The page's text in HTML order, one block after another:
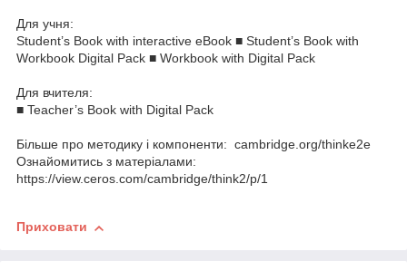
Для учня:
Student’s Book with interactive eBook ■ Student’s Book with
Workbook Digital Pack ■ Workbook with Digital Pack
Для вчителя:
■ Teacher’s Book with Digital Pack
Більше про методику і компоненти: cambridge.org/thinke2e
Ознайомитись з матеріалами:
https://view.ceros.com/cambridge/think2/p/1
Приховати